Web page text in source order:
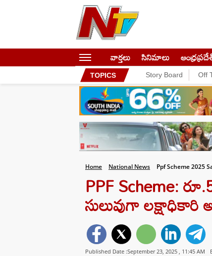
వార్తలు సినిమాలు
TOPICS Story Board Off
Home National News Ppf Scheme 2025
PPF Scheme:
సులువుగా లక్షాధికారి
Published Date :September 23, 2025 , 11:45 AM